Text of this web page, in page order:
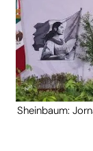
Sheinbaum: